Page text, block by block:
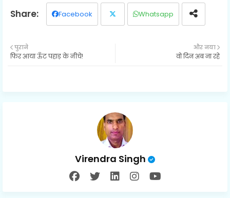
Facebook Whatsapp
और नया
वो दिन अब ना रहे
पुराने
फिर आया ऊँट पहाड़ के नीचे!
Virendra Singh